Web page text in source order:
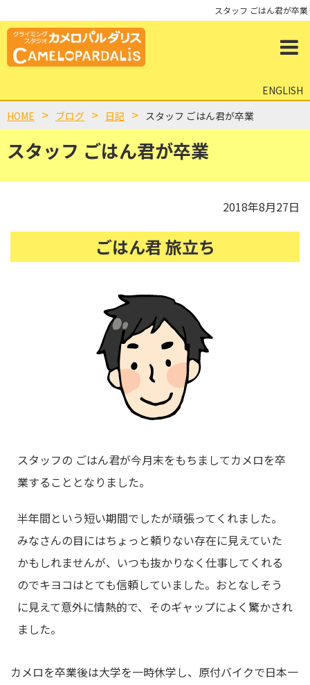
スタッフ ごはん君が卒業
ENGLISH
スタッフ ごはん君が卒業
HOME ブログ 日記 スタッフ ごはん君が卒業
2018年8月27日
ごはん君 旅立ち
スタッフの ごはん君が今月末をもちましてカメロを卒
業することとなりました。
半年間という短い期間でしたが頑張ってくれました。
みなさんの目にはちょっと頼りない存在に見えていた
かもしれませんが、いつも抜かりなく仕事してくれる
のでキヨコはとても信頼していました。おとなしそう
に見えて意外に情熱的で、そのギャップによく驚かされ
ました。
カメロを卒業後は大学を一時休学し、原付バイクで日本一